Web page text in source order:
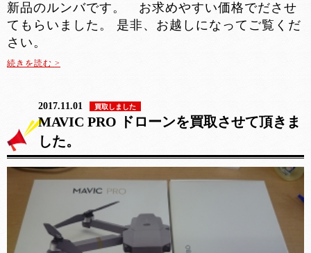
新品のルンバです。 お求めやすい価格でださせ
てもらいました。 是非、お越しになってご覧くだ
さい。
続きを読む >
2017.11.01 買取しました
MAVIC PRO ドローンを買取させて頂きま
した。